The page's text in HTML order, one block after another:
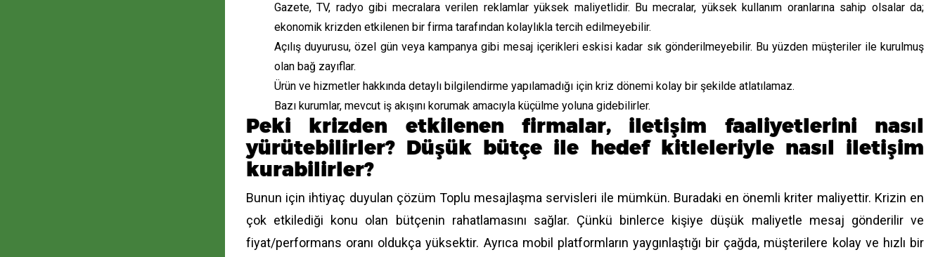
Gazete, TV, radyo gibi mecralara verilen reklamlar yüksek maliyetlidir. Bu mecralar, yüksek kullanım oranlarına sahip olsalar da;
ekonomik krizden etkilenen bir firma tarafından kolaylıkla tercih edilmeyebilir.
Açılış duyurusu, özel gün veya kampanya gibi mesaj içerikleri eskisi kadar sık gönderilmeyebilir. Bu yüzden müşteriler ile kurulmuş
olan bağ zayıflar.
Ürün ve hizmetler hakkında detaylı bilgilendirme yapılamadığı için kriz dönemi kolay bir şekilde atlatılamaz.
Bazı kurumlar, mevcut iş akışını korumak amacıyla küçülme yoluna gidebilirler.
Peki krizden etkilenen firmalar, iletişim faaliyetlerini nasıl
yürütebilirler? Düşük bütçe ile hedef kitleleriyle nasıl iletişim
kurabilirler?
Bunun için ihtiyaç duyulan çözüm Toplu mesajlaşma servisleri ile mümkün. Buradaki en önemli kriter maliyettir. Krizin en
çok etkilediği konu olan bütçenin rahatlamasını sağlar. Çünkü binlerce kişiye düşük maliyetle mesaj gönderilir ve
fiyat/performans oranı oldukça yüksektir. Ayrıca mobil platformların yaygınlaştığı bir çağda, müşterilere kolay ve hızlı bir